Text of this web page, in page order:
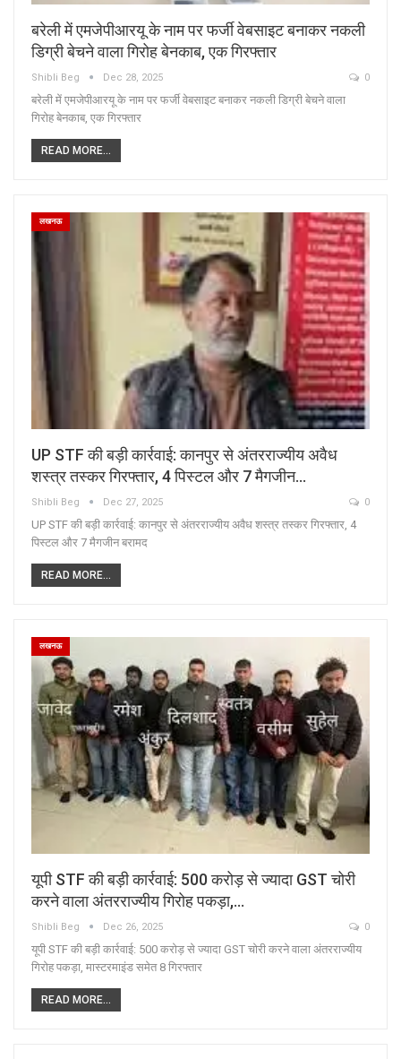
बरेली में एमजेपीआरयू के नाम पर फर्जी वेबसाइट बनाकर नकली
डिग्री बेचने वाला गिरोह बेनकाब, एक गिरफ्तार
Shibli Beg Dec 28, 2025 0
बरेली में एमजेपीआरयू के नाम पर फर्जी वेबसाइट बनाकर नकली डिग्री बेचने वाला
गिरोह बेनकाब, एक गिरफ्तार
READ MORE...
लखनऊ
UP STF की बड़ी कार्रवाई: कानपुर से अंतरराज्यीय अवैध
शस्त्र तस्कर गिरफ्तार, 4 पिस्टल और 7 मैगजीन…
Shibli Beg Dec 27, 2025 0
UP STF की बड़ी कार्रवाई: कानपुर से अंतरराज्यीय अवैध शस्त्र तस्कर गिरफ्तार, 4
पिस्टल और 7 मैगजीन बरामद
READ MORE...
लखनऊ
यूपी STF की बड़ी कार्रवाई: 500 करोड़ से ज्यादा GST चोरी
करने वाला अंतरराज्यीय गिरोह पकड़ा,…
Shibli Beg Dec 26, 2025 0
यूपी STF की बड़ी कार्रवाई: 500 करोड़ से ज्यादा GST चोरी करने वाला अंतरराज्यीय
गिरोह पकड़ा, मास्टरमाइंड समेत 8 गिरफ्तार
READ MORE...